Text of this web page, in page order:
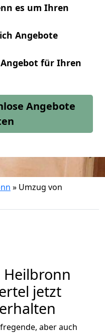
es um Ihren
Angebote
Angebot für Ihren
Angebote
» Umzug von
jetzt
aber auch